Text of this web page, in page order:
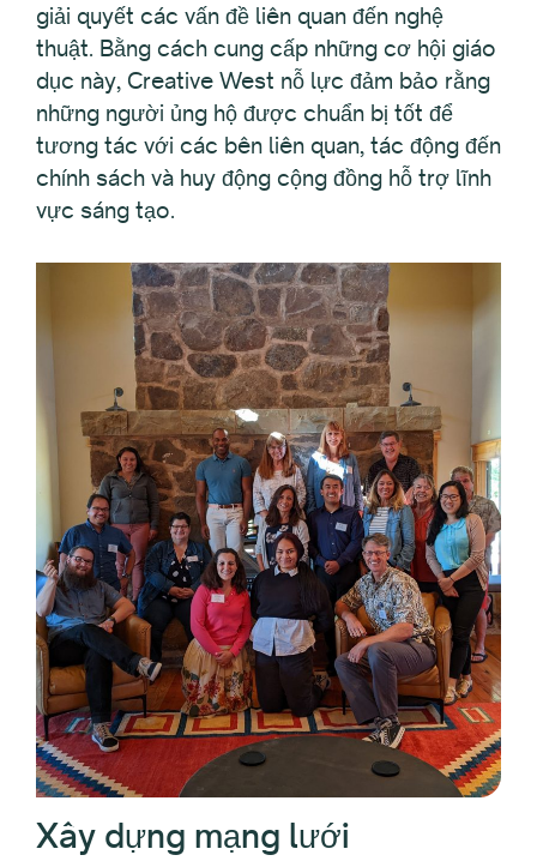
giải quyết các vấn đề liên quan đến nghệ
thuật. Bằng cách cung cấp những cơ hội giáo
dục này, Creative West nỗ lực đảm bảo rằng
những người ủng hộ được chuẩn bị tốt để
tương tác với các bên liên quan, tác động đến
chính sách và huy động cộng đồng hỗ trợ lĩnh
vực sáng tạo.
Xây dựng mạng lưới